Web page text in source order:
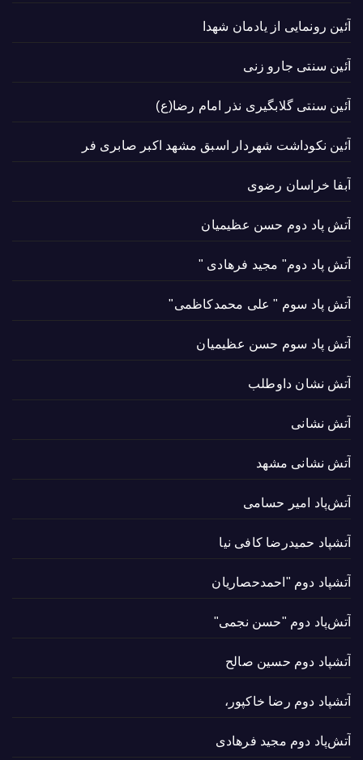
آئین رونمایی از یادمان شهدا
آئین سنتی جارو زنی
آئین سنتی گلابگیری نذر امام رضا(ع)
آئین نکوداشت شهردار اسبق مشهد اکبر صابری فر
آبفا خراسان رضوی
آتش پاد دوم حسن عظیمیان
آتش پاد دوم" مجید فرهادی "
آتش پاد سوم " علی محمدکاظمی"
آتش پاد سوم حسن عظیمیان
آتش نشان داوطلب
آتش نشانی
آتش نشانی مشهد
آتش‌پاد امیر حسامی
آتشپاد حميدرضا کافی نیا
آتشپاد دوم "احمدحصاریان
آتش‌پاد دوم "حسن نجمی"
آتشپاد دوم حسین صالح
آتشپاد دوم رضا خاکپور،
آتش‌پاد دوم مجید فرهادی